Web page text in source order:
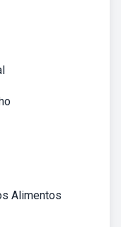
Alimentos